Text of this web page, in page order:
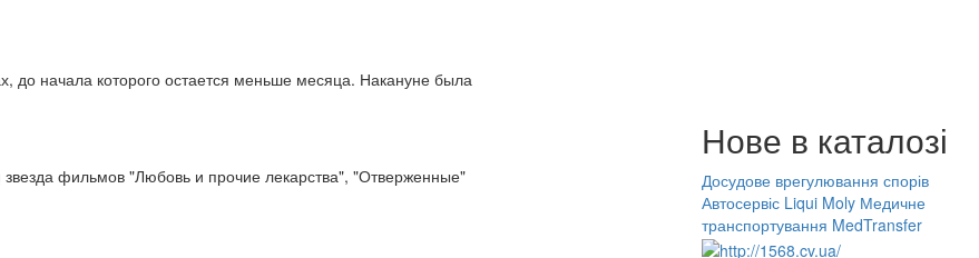
до начала которого остается меньше месяца. Накануне была
фильмов "Любовь и прочие лекарства", "Отверженные"
Нове в каталозі
Досудове врегулювання спорів
Автосервіс Liqui Moly Медичне
транспортування MedTransfer